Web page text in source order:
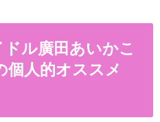
ル廣田あいかこ
個人的オススメ